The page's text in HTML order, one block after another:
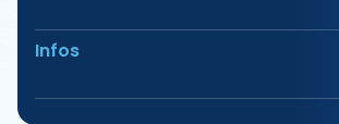
Outillage
Tirage & Aiguillage
Nos Produits
Nos Offres
Avis
Infos
Vous avez des questions?